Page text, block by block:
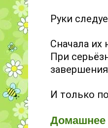
Руки
Сначала их
При
И только
Домашнее